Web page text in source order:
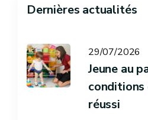
Dernières actualités
29/07/2026
Jeune au
conditions
réussi